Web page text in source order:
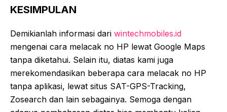
KESIMPULAN
Demikianlah informasi dari wintechmobiles.id
mengenai cara melacak no HP lewat Google Maps
tanpa diketahui. Selain itu, diatas kami juga
merekomendasikan beberapa cara melacak no HP
tanpa aplikasi, lewat situs SAT-GPS-Tracking,
Zosearch dan lain sebagainya. Semoga dengan